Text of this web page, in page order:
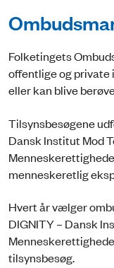
Folketingets
offentlige og
eller kan blive
Tilsynsbesøgene
Dansk Institut Mod
menneskeretlig
Hvert år vælger
DIGNITY – Dansk
tilsynsbesøg.